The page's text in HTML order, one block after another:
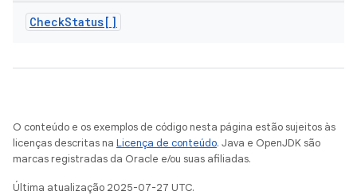
CheckStatus[]
O conteúdo e os exemplos de código nesta página estão sujeitos às
licenças descritas na Licença de conteúdo. Java e OpenJDK são
marcas registradas da Oracle e/ou suas afiliadas.
Última atualização 2025-07-27 UTC.